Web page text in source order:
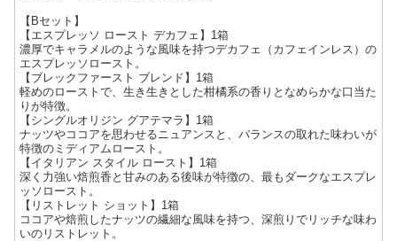
【Bセット】
【エスプレッソ ロースト デカフェ】1箱
濃厚でキャラメルのような風味を持つデカフェ（カフェインレス）の
エスプレッソロースト。
【ブレックファースト ブレンド】1箱
軽めのローストで、生き生きとした柑橘系の香りとなめらかな口当た
りが特徴。
【シングルオリジン グアテマラ】1箱
ナッツやココアを思わせるニュアンスと、バランスの取れた味わいが
特徴のミディアムロースト。
【イタリアン スタイル ロースト】1箱
深く力強い焙煎香と甘みのある後味が特徴の、最もダークなエスプレ
ッソロースト。
【リストレット ショット】1箱
ココアや焙煎したナッツの繊細な風味を持つ、深煎りでリッチな味わ
いのリストレット。